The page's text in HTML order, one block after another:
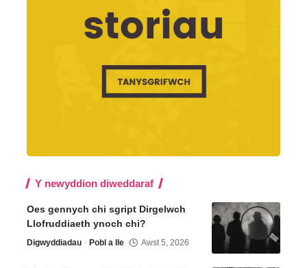
Y newyddion diweddaraf
Oes gennych chi sgript Dirgelwch
Llofruddiaeth ynoch chi?
Digwyddiadau Pobl a lle Awst 5, 2026